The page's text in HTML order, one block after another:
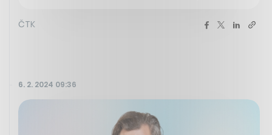
ČTK
6. 2. 2024 09:36